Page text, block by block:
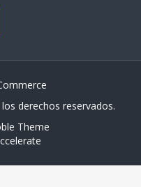
derechos reservados.
Theme